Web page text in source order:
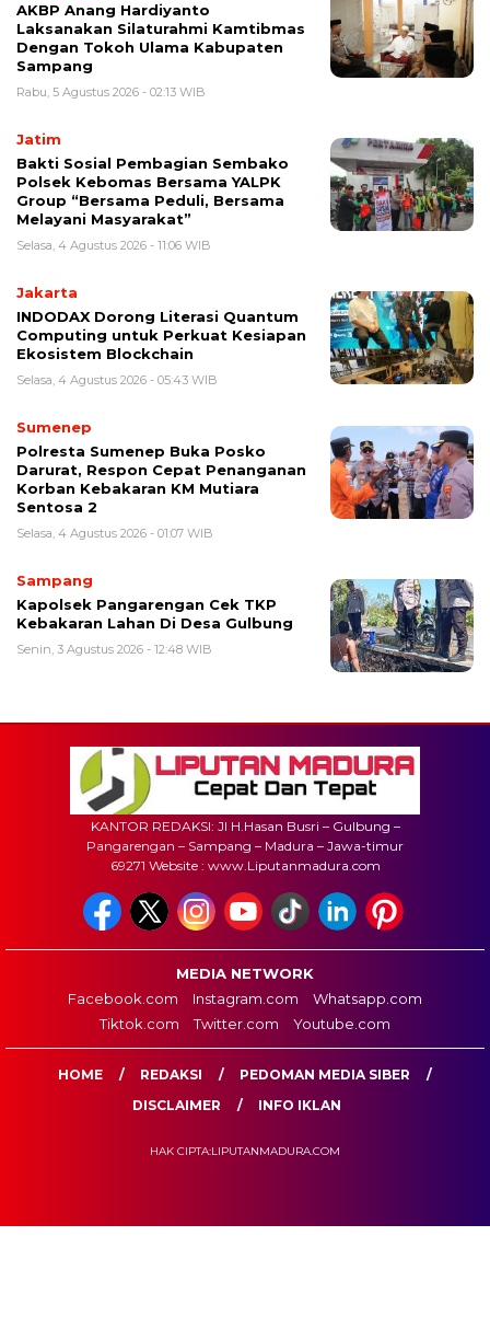
AKBP Anang Hardiyanto
Laksanakan Silaturahmi Kamtibmas
Dengan Tokoh Ulama Kabupaten
Sampang
Rabu, 5 Agustus 2026 - 02:13 WIB
Jatim
Bakti Sosial Pembagian Sembako
Polsek Kebomas Bersama YALPK
Group “Bersama Peduli, Bersama
Melayani Masyarakat”
Selasa, 4 Agustus 2026 - 11:06 WIB
Jakarta
INDODAX Dorong Literasi Quantum
Computing untuk Perkuat Kesiapan
Ekosistem Blockchain
Selasa, 4 Agustus 2026 - 05:43 WIB
Sumenep
Polresta Sumenep Buka Posko
Darurat, Respon Cepat Penanganan
Korban Kebakaran KM Mutiara
Sentosa 2
Selasa, 4 Agustus 2026 - 01:07 WIB
Sampang
Kapolsek Pangarengan Cek TKP
Kebakaran Lahan Di Desa Gulbung
Senin, 3 Agustus 2026 - 12:48 WIB
KANTOR REDAKSI: Jl H.Hasan Busri – Gulbung –
Pangarengan – Sampang – Madura – Jawa-timur
69271 Website : www.Liputanmadura.com
MEDIA NETWORK
Facebook.com
Instagram.com
Whatsapp.com
Tiktok.com
Twitter.com Youtube.com
HOME REDAKSI
PEDOMAN MEDIA SIBER
DISCLAIMER
INFO IKLAN
HAK CIPTA:LIPUTANMADURA.COM